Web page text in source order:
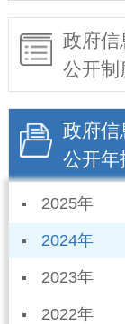
政府信
公开制
政府信
公开年
2025年
2024年
2023年
2022年
依申请
统计局政